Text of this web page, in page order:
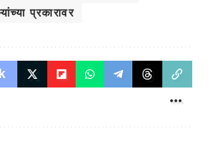
प्रकारावर